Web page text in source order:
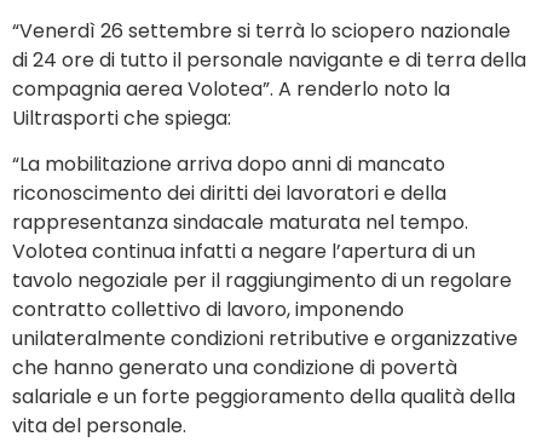
“Venerdì 26 settembre si terrà lo sciopero nazionale
di 24 ore di tutto il personale navigante e di terra della
compagnia aerea Volotea”. A renderlo noto la
Uiltrasporti che spiega:
“La mobilitazione arriva dopo anni di mancato
riconoscimento dei diritti dei lavoratori e della
rappresentanza sindacale maturata nel tempo.
Volotea continua infatti a negare l’apertura di un
tavolo negoziale per il raggiungimento di un regolare
contratto collettivo di lavoro, imponendo
unilateralmente condizioni retributive e organizzative
che hanno generato una condizione di povertà
salariale e un forte peggioramento della qualità della
vita del personale.